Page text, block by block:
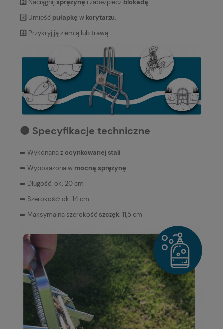
2️⃣ Naciągnij sprężynę i zabezpiecz blokadą.
3️⃣ Umieść pułapkę w korytarzu.
4️⃣ Przykryj ją ziemią lub trawą.
⚫️ Specyfikacje techniczne
➡️ Wykonana z ocynkowanej stali
➡️ Wyposażona w mocną sprężynę
➡️ Długość: ok. 20 cm
➡️ Szerokość: ok. 14 cm
➡️ Maksymalna szerokość szczęk: 11,5 cm